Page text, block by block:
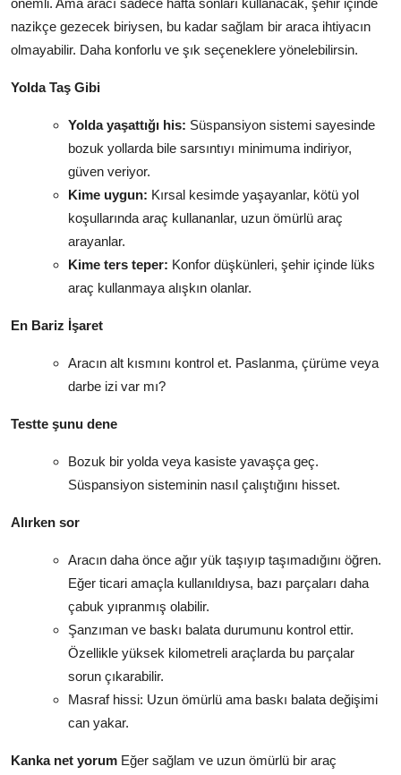
önemli. Ama aracı sadece hafta sonları kullanacak, şehir içinde
nazikçe gezecek biriysen, bu kadar sağlam bir araca ihtiyacın
olmayabilir. Daha konforlu ve şık seçeneklere yönelebilirsin.
Yolda Taş Gibi
Yolda yaşattığı his: Süspansiyon sistemi sayesinde
bozuk yollarda bile sarsıntıyı minimuma indiriyor,
güven veriyor.
Kime uygun: Kırsal kesimde yaşayanlar, kötü yol
koşullarında araç kullananlar, uzun ömürlü araç
arayanlar.
Kime ters teper: Konfor düşkünleri, şehir içinde lüks
araç kullanmaya alışkın olanlar.
En Bariz İşaret
Aracın alt kısmını kontrol et. Paslanma, çürüme veya
darbe izi var mı?
Testte şunu dene
Bozuk bir yolda veya kasiste yavaşça geç.
Süspansiyon sisteminin nasıl çalıştığını hisset.
Alırken sor
Aracın daha önce ağır yük taşıyıp taşımadığını öğren.
Eğer ticari amaçla kullanıldıysa, bazı parçaları daha
çabuk yıpranmış olabilir.
Şanzıman ve baskı balata durumunu kontrol ettir.
Özellikle yüksek kilometreli araçlarda bu parçalar
sorun çıkarabilir.
Masraf hissi: Uzun ömürlü ama baskı balata değişimi
can yakar.
Kanka net yorum Eğer sağlam ve uzun ömürlü bir araç